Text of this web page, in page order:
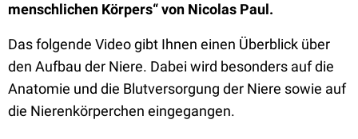
menschlichen Körpers“ von Nicolas Paul.
Das folgende Video gibt Ihnen einen Überblick über
den Aufbau der Niere. Dabei wird besonders auf die
Anatomie und die Blutversorgung der Niere sowie auf
die Nierenkörperchen eingegangen.